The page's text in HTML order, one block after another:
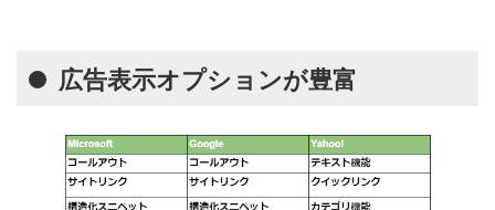
広告表示オプションが豊富